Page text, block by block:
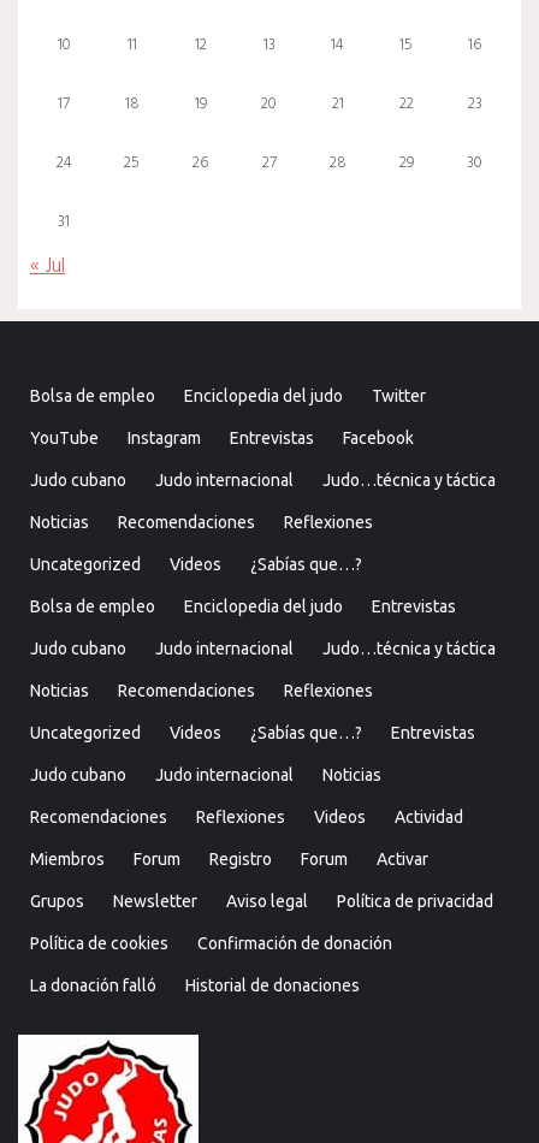
10 11 12 13 14 15 16
17 18 19 20 21 22 23
24 25 26 27 28 29 30
31
« Jul
Bolsa de empleo Enciclopedia del judo Twitter
YouTube Instagram Entrevistas Facebook
Judo cubano Judo internacional Judo…técnica y táctica
Noticias Recomendaciones Reflexiones
Uncategorized Videos ¿Sabías que…?
Bolsa de empleo Enciclopedia del judo Entrevistas
Judo cubano Judo internacional Judo…técnica y táctica
Noticias Recomendaciones Reflexiones
Uncategorized Videos ¿Sabías que…? Entrevistas
Judo cubano Judo internacional Noticias
Recomendaciones Reflexiones Videos Actividad
Miembros Forum Registro Forum Activar
Grupos Newsletter Aviso legal Política de privacidad
Política de cookies Confirmación de donación
La donación falló Historial de donaciones